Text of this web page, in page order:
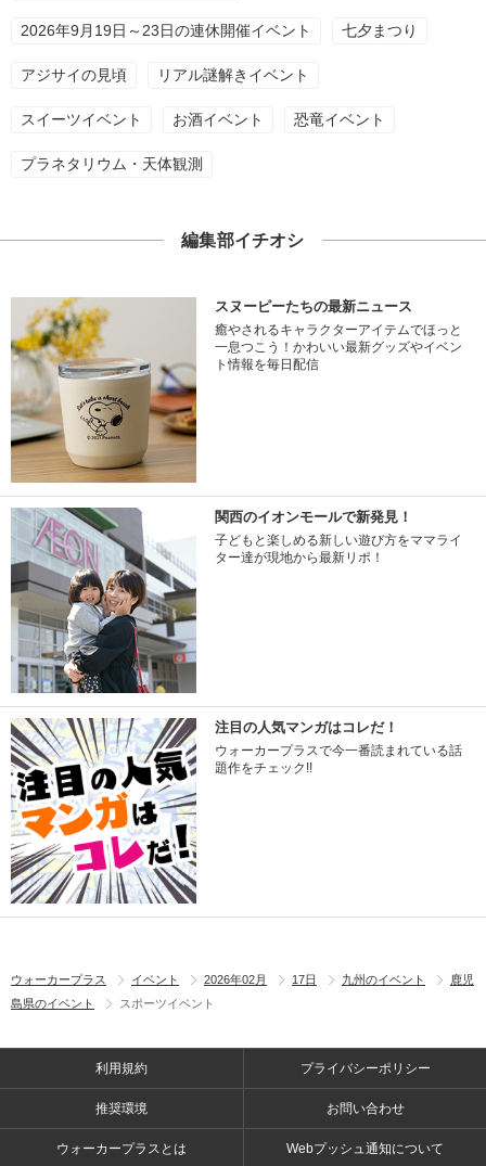
2026年9月19日～23日の連休開催イベント 七夕まつり
アジサイの見頃 リアル謎解きイベント
スイーツイベント お酒イベント 恐竜イベント
プラネタリウム・天体観測
編集部イチオシ
スヌーピーたちの最新ニュース
癒やされるキャラクターアイテムでほっと
一息つこう！かわいい最新グッズやイベン
ト情報を毎日配信
関西のイオンモールで新発見！
子どもと楽しめる新しい遊び方をママライ
ター達が現地から最新リポ！
注目の人気マンガはコレだ！
ウォーカープラスで今一番読まれている話
題作をチェック!!
ウォーカープラス イベント 2026年02月 17日 九州のイベント
鹿児
島県のイベント
スポーツイベント
利用規約 プライバシーポリシー
推奨環境 お問い合わせ
ウォーカープラスとは Webプッシュ通知について